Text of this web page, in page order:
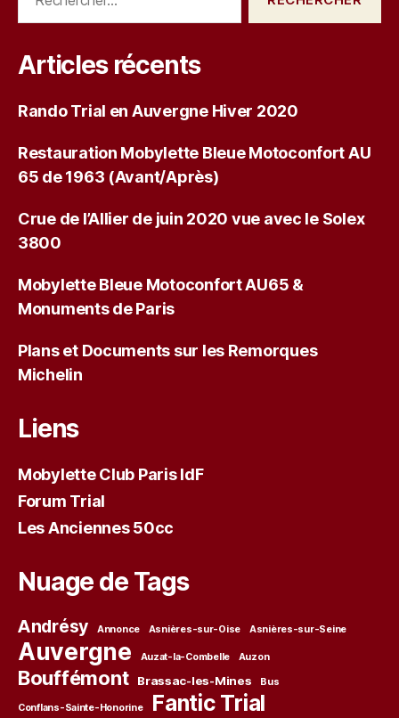
Articles récents
Rando Trial en Auvergne Hiver 2020
Restauration Mobylette Bleue Motoconfort AU
65 de 1963 (Avant/Après)
Crue de l’Allier de juin 2020 vue avec le Solex
3800
Mobylette Bleue Motoconfort AU65 &
Monuments de Paris
Plans et Documents sur les Remorques
Michelin
Liens
Mobylette Club Paris IdF
Forum Trial
Les Anciennes 50cc
Nuage de Tags
Andrésy Annonce Asnières-sur-Oise Asnières-sur-Seine
Auvergne Auzat-la-Combelle Auzon
Bouffémont Brassac-les-Mines Bus
Conflans-Sainte-Honorine Fantic Trial